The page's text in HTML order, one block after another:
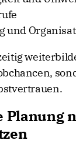
und
Planung